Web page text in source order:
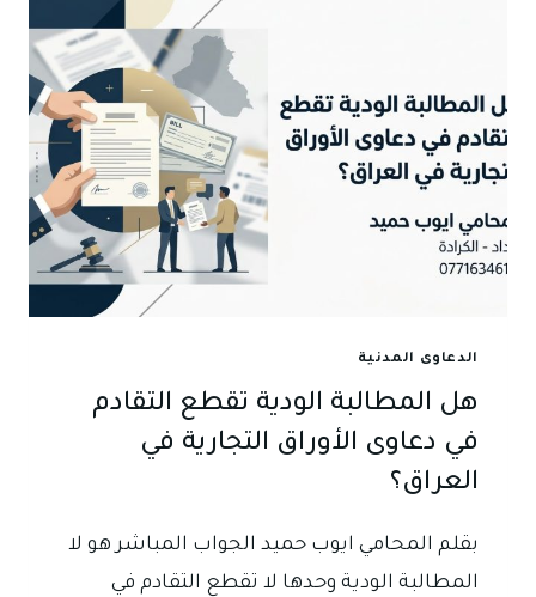
الدعاوى المدنية
هل المطالبة الودية تقطع التقادم
في دعاوى الأوراق التجارية في
العراق؟
بقلم المحامي ايوب حميد الجواب المباشر هو لا
المطالبة الودية وحدها لا تقطع التقادم في